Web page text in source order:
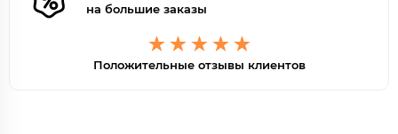
на большие заказы
Положительные отзывы клиентов